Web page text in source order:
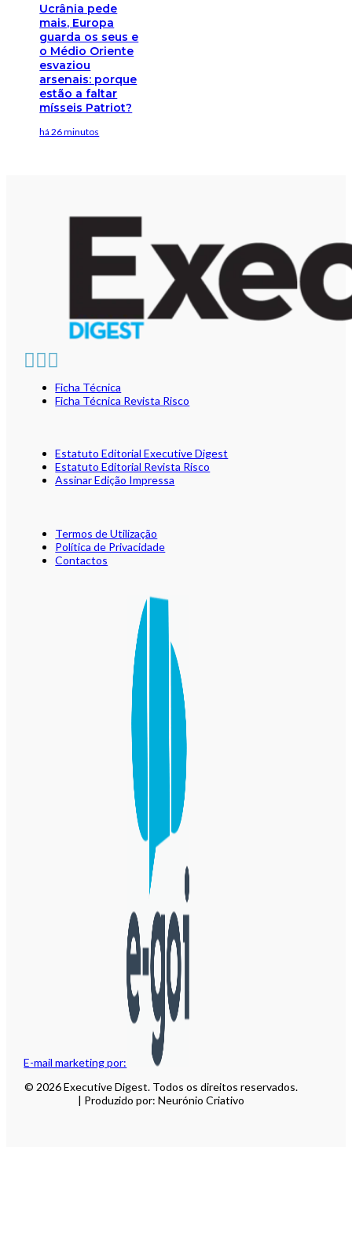
Ucrânia pede
mais, Europa
guarda os seus e
o Médio Oriente
esvaziou
arsenais: porque
estão a faltar
mísseis Patriot?
há 26 minutos
E-mail marketing por:
Ficha Técnica
Ficha Técnica Revista Risco
Estatuto Editorial Executive Digest
Estatuto Editorial Revista Risco
Assinar Edição Impressa
Termos de Utilização
Política de Privacidade
Contactos
© 2026 Executive Digest. Todos os direitos reservados.
| Produzido por: Neurónio Criativo